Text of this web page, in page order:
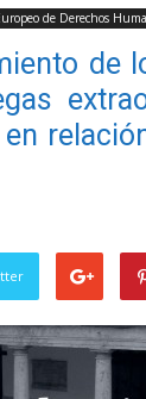
de Derechos
de